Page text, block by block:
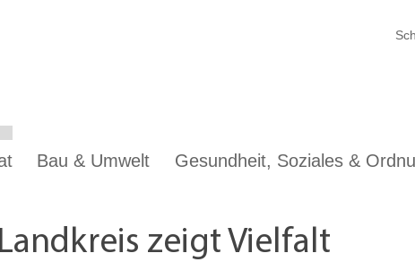
Bau & Umwelt Gesundheit, Soziales &
zeigt Vielfalt